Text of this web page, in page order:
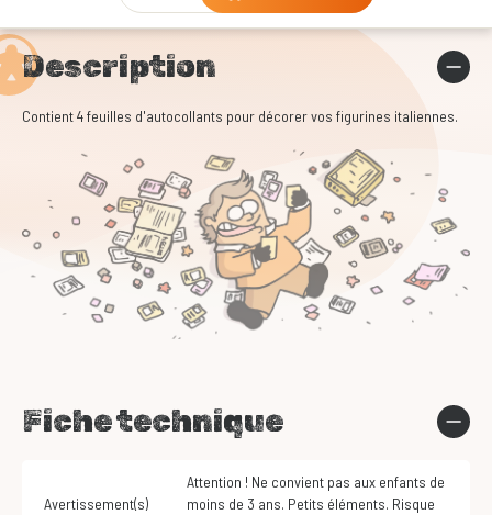
Description
Contient 4 feuilles d'autocollants pour décorer vos figurines italiennes.
Fiche technique
Avertissement(s)
Attention ! Ne convient pas aux enfants de
moins de 3 ans. Petits éléments. Risque